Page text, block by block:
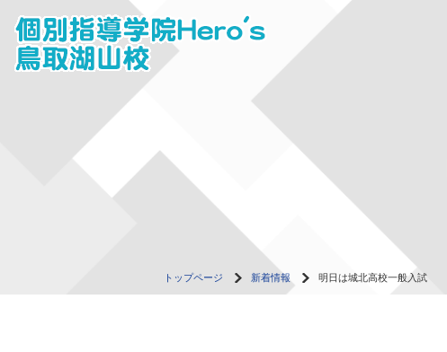
トップページ 新着情報 明日は城北高校一般入試